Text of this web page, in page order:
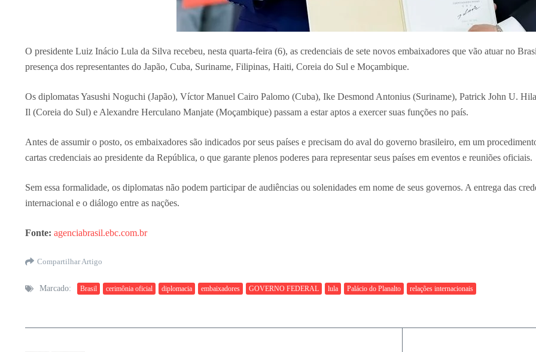
O presidente Luiz Inácio Lula da Silva recebeu, nesta quarta-feira (6), as credenciais de sete novos embaixadores que vão atuar no
presença dos representantes do Japão, Cuba, Suriname, Filipinas, Haiti, Coreia do Sul e Moçambique.
Os diplomatas Yasushi Noguchi (Japão), Víctor Manuel Cairo Palomo (Cuba), Ike Desmond Antonius (Suriname), Patrick John U.
Il (Coreia do Sul) e Alexandre Herculano Manjate (Moçambique) passam a estar aptos a exercer suas funções no país.
Antes de assumir o posto, os embaixadores são indicados por seus países e precisam do aval do governo brasileiro, em um
cartas credenciais ao presidente da República, o que garante plenos poderes para representar seus países em eventos e reuniões oficiais.
Sem essa formalidade, os diplomatas não podem participar de audiências ou solenidades em nome de seus governos. A entrega das
internacional e o diálogo entre as nações.
Fonte: agenciabrasil.ebc.com.br
Compartilhar Artigo
Marcado: Brasil cerimônia oficial diplomacia embaixadores GOVERNO FEDERAL lula Palácio do Planalto relações internacionais